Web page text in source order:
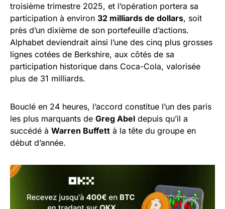
troisième trimestre 2025, et l’opération portera sa
participation à environ 32 milliards de dollars, soit
près d’un dixième de son portefeuille d’actions.
Alphabet deviendrait ainsi l’une des cinq plus grosses
lignes cotées de Berkshire, aux côtés de sa
participation historique dans Coca-Cola, valorisée
plus de 31 milliards.
Bouclé en 24 heures, l’accord constitue l’un des paris
les plus marquants de Greg Abel depuis qu’il a
succédé à Warren Buffett à la tête du groupe en
début d’année.